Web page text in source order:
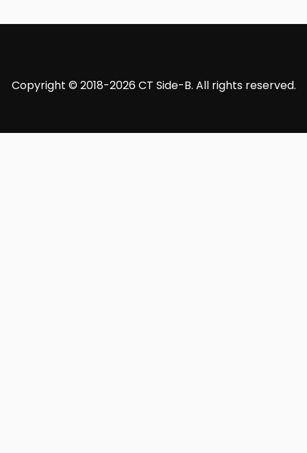
Copyright © 2018-2026 CT Side-B. All rights reserved.